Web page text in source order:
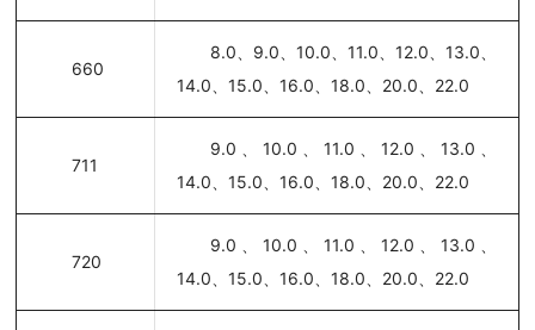
660
8.0、9.0、10.0、11.0、12.0、13.0、
14.0、15.0、16.0、18.0、20.0、22.0
711
9.0、10.0、11.0、12.0、13.0、
14.0、15.0、16.0、18.0、20.0、22.0
720
9.0、10.0、11.0、12.0、13.0、
14.0、15.0、16.0、18.0、20.0、22.0